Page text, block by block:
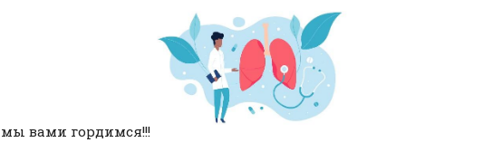
мы вами гордимся!!!